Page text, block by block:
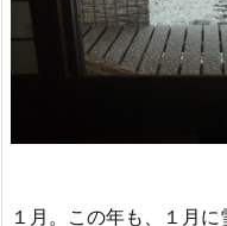
１月。この年も、１月